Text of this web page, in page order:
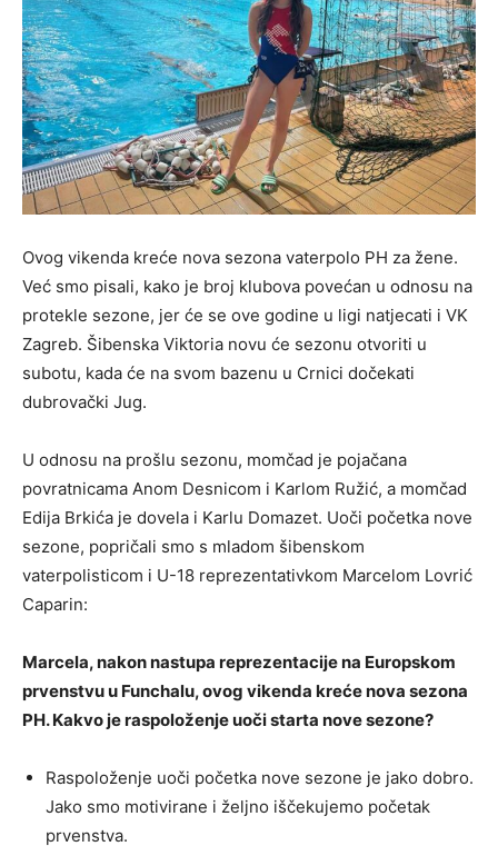
Ovog vikenda kreće nova sezona vaterpolo PH za žene.
Već smo pisali, kako je broj klubova povećan u odnosu na
protekle sezone, jer će se ove godine u ligi natjecati i VK
Zagreb. Šibenska Viktoria novu će sezonu otvoriti u
subotu, kada će na svom bazenu u Crnici dočekati
dubrovački Jug.
U odnosu na prošlu sezonu, momčad je pojačana
povratnicama Anom Desnicom i Karlom Ružić, a momčad
Edija Brkića je dovela i Karlu Domazet. Uoči početka nove
sezone, popričali smo s mladom šibenskom
vaterpolisticom i U-18 reprezentativkom Marcelom Lovrić
Caparin:
Marcela, nakon nastupa reprezentacije na Europskom
prvenstvu u Funchalu, ovog vikenda kreće nova sezona
PH. Kakvo je raspoloženje uoči starta nove sezone?
Raspoloženje uoči početka nove sezone je jako dobro.
Jako smo motivirane i željno iščekujemo početak
prvenstva.